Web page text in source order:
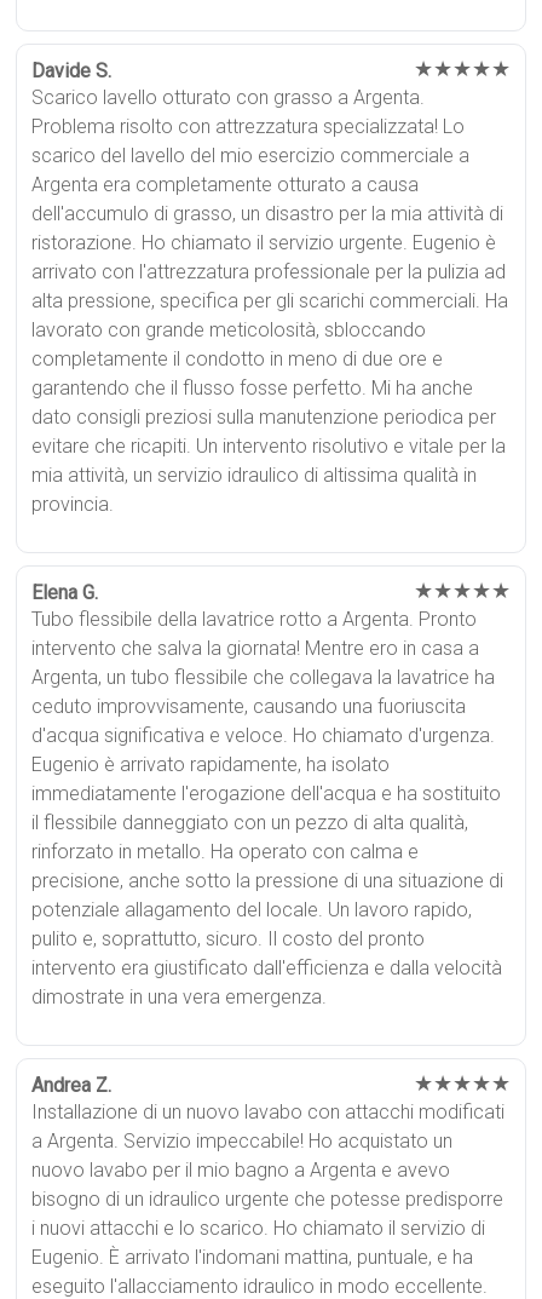
Davide S. ★★★★★
Scarico lavello otturato con grasso a Argenta.
Problema risolto con attrezzatura specializzata! Lo
scarico del lavello del mio esercizio commerciale a
Argenta era completamente otturato a causa
dell'accumulo di grasso, un disastro per la mia attività di
ristorazione. Ho chiamato il servizio urgente. Eugenio è
arrivato con l'attrezzatura professionale per la pulizia ad
alta pressione, specifica per gli scarichi commerciali. Ha
lavorato con grande meticolosità, sbloccando
completamente il condotto in meno di due ore e
garantendo che il flusso fosse perfetto. Mi ha anche
dato consigli preziosi sulla manutenzione periodica per
evitare che ricapiti. Un intervento risolutivo e vitale per la
mia attività, un servizio idraulico di altissima qualità in
provincia.
Elena G. ★★★★★
Tubo flessibile della lavatrice rotto a Argenta. Pronto
intervento che salva la giornata! Mentre ero in casa a
Argenta, un tubo flessibile che collegava la lavatrice ha
ceduto improvvisamente, causando una fuoriuscita
d'acqua significativa e veloce. Ho chiamato d'urgenza.
Eugenio è arrivato rapidamente, ha isolato
immediatamente l'erogazione dell'acqua e ha sostituito
il flessibile danneggiato con un pezzo di alta qualità,
rinforzato in metallo. Ha operato con calma e
precisione, anche sotto la pressione di una situazione di
potenziale allagamento del locale. Un lavoro rapido,
pulito e, soprattutto, sicuro. Il costo del pronto
intervento era giustificato dall'efficienza e dalla velocità
dimostrate in una vera emergenza.
Andrea Z. ★★★★★
Installazione di un nuovo lavabo con attacchi modificati
a Argenta. Servizio impeccabile! Ho acquistato un
nuovo lavabo per il mio bagno a Argenta e avevo
bisogno di un idraulico urgente che potesse predisporre
i nuovi attacchi e lo scarico. Ho chiamato il servizio di
Eugenio. È arrivato l'indomani mattina, puntuale, e ha
eseguito l'allacciamento idraulico in modo eccellente.